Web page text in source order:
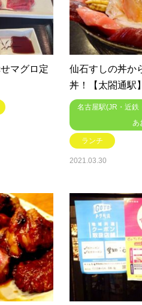
マグロ定
仙石すしの丼か
丼！【太閤通駅】
名古屋駅(JR・近鉄
あ
ランチ
2021.03.30